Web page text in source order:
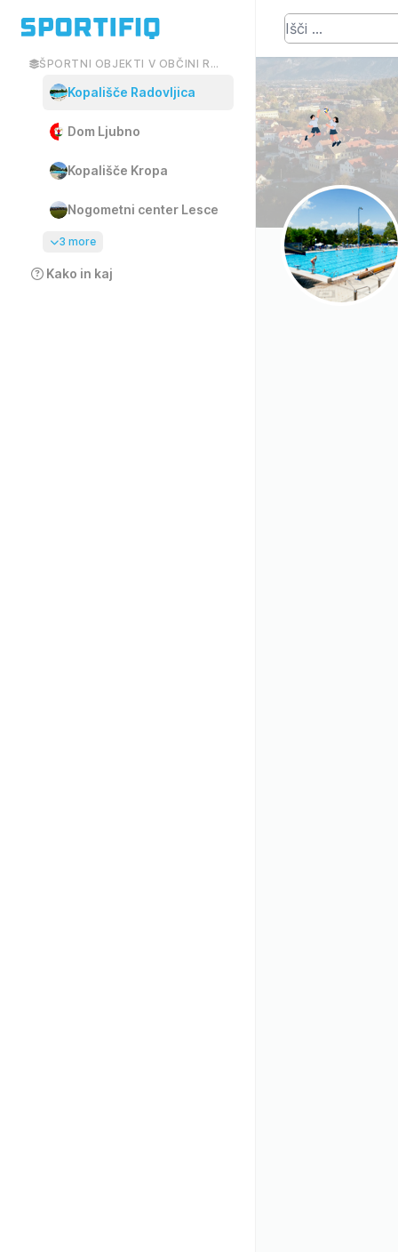
ŠPORTNI OBJEKTI V OBČINI RADOVLJICA
Kopališče Radovljica
Dom Ljubno
Kopališče Kropa
Nogometni center Lesce
3 more
Kako in kaj